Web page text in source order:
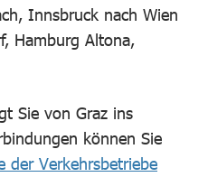
Innsbruck nach Wien
Hamburg Altona,
Sie von Graz ins
können Sie
der Verkehrsbetriebe